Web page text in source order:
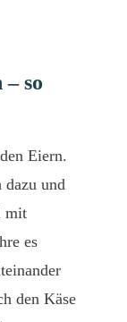
so
Eiern.
und
mit
es
den Käse